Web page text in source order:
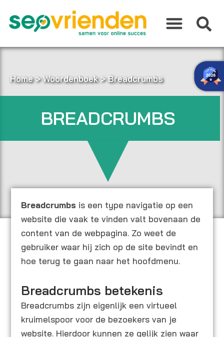
naar
inhoud
Home>Woordenboek>Breadcrumbs
BREADCRUMBS
Breadcrumbs is een type navigatie op een
website die vaak te vinden valt bovenaan de
content van de webpagina. Zo weet de
gebruiker waar hij zich op de site bevindt en
hoe terug te gaan naar het hoofdmenu.
Breadcrumbs betekenis
Breadcrumbs zijn eigenlijk een virtueel
kruimelspoor voor de bezoekers van je
website. Hierdoor kunnen ze gelijk zien waar